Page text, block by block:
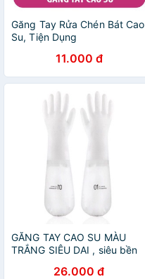
Găng Tay Rửa Chén Bát Cao
Su, Tiện Dụng
11.000 đ
GĂNG TAY CAO SU MÀU
TRẮNG SIÊU DAI , siêu bền
26.000 đ